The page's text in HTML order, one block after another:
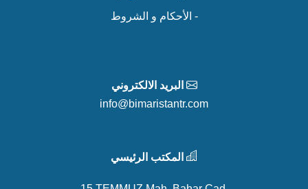
- الأحكام و الشروط
البريد الالكتروني
info@bimaristantr.com
المكتب الرئيسي